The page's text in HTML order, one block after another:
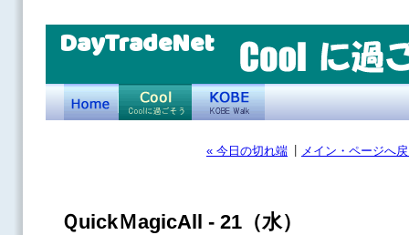
DayTradeNet
« 今日の切れ端 メイン・ページへ
ＱuickＭagicAll - 21（水）